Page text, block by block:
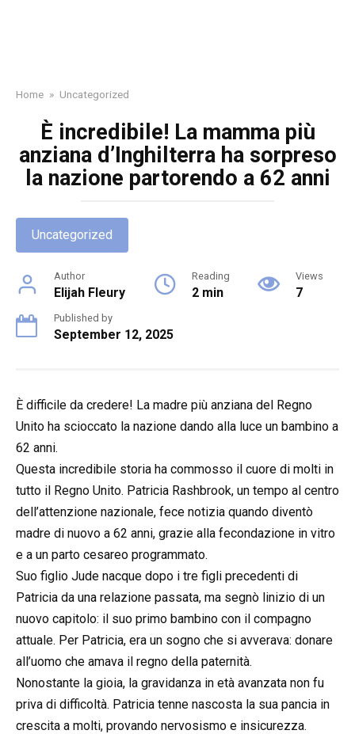
Home » Uncategorized
È incredibile! La mamma più
anziana d’Inghilterra ha sorpreso
la nazione partorendo a 62 anni
Uncategorized
Author
Elijah Fleury
Reading
2 min
Views
7
Published by
September 12, 2025
È difficile da credere! La madre più anziana del Regno
Unito ha scioccato la nazione dando alla luce un bambino a
62 anni.
Questa incredibile storia ha commosso il cuore di molti in
tutto il Regno Unito. Patricia Rashbrook, un tempo al centro
dell’attenzione nazionale, fece notizia quando diventò
madre di nuovo a 62 anni, grazie alla fecondazione in vitro
e a un parto cesareo programmato.
Suo figlio Jude nacque dopo i tre figli precedenti di
Patricia da una relazione passata, ma segnò linizio di un
nuovo capitolo: il suo primo bambino con il compagno
attuale. Per Patricia, era un sogno che si avverava: donare
all’uomo che amava il regno della paternità.
Nonostante la gioia, la gravidanza in età avanzata non fu
priva di difficoltà. Patricia tenne nascosta la sua pancia in
crescita a molti, provando nervosismo e insicurezza.